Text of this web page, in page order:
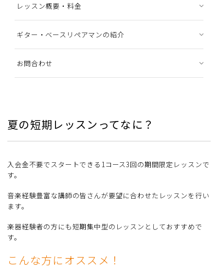
レッスン概要・料金
ギター・ベースリペアマンの紹介
お問合わせ
夏の短期レッスンってなに？
入会金不要でスタートできる1コース3回の期間限定レッスンで
す。
音楽経験豊富な講師の皆さんが要望に合わせたレッスンを行い
ます。
楽器経験者の方にも短期集中型のレッスンとしておすすめで
す。
こんな方にオススメ！